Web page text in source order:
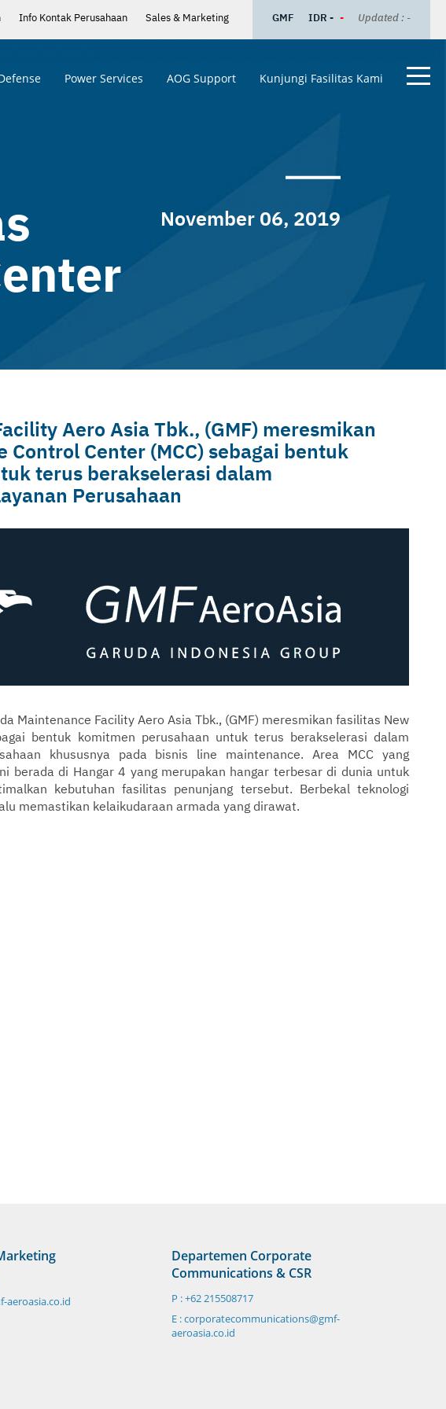
Info Kontak Perusahaan Sales & Marketing GMF IDR - - Updated : -
Power Services AOG Support Kunjungi Fasilitas Kami
November 06, 2019
Aero Asia Tbk., (GMF) meresmikan
Center (MCC) sebagai bentuk
terus berakselerasi dalam
Perusahaan
Maintenance Facility Aero Asia Tbk., (GMF) meresmikan fasilitas New
bentuk komitmen perusahaan untuk terus berakselerasi dalam
khususnya pada bisnis line maintenance. Area MCC yang
berada di Hangar 4 yang merupakan hangar terbesar di dunia untuk
kebutuhan fasilitas penunjang tersebut. Berbekal teknologi
memastikan kelaikudaraan armada yang dirawat.
aeroasia.co.id
Departemen Corporate
Communications & CSR
P : +62 215508717
E : corporatecommunications@gmf-
aeroasia.co.id